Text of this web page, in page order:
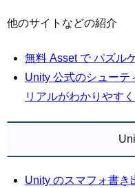
他のサイトなどの紹介
無料 Asset で パズル
Unity 公式のシューテ
リアルがわかりやす
Unity のスマフォ書き